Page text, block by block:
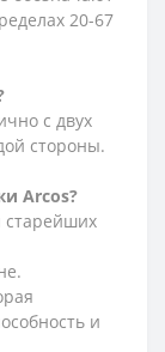
20-67
с двух
стороны.
Arcos?
старейших
и